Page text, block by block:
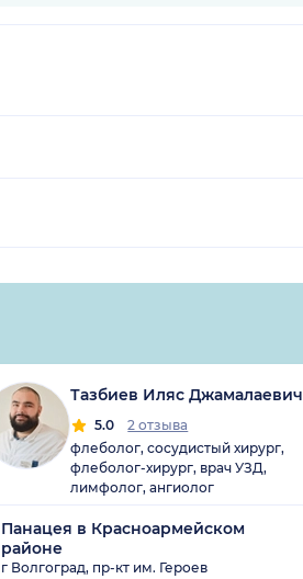
Тазбиев Иляс Джамалаевич
5.0
2 отзыва
флеболог, сосудистый хирург,
флеболог-хирург, врач УЗД,
лимфолог, ангиолог
Панацея в Красноармейском
районе
г Волгоград, пр-кт им. Героев